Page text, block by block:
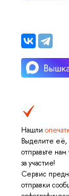
Нашли
Выделите
отправьте
за участие!
Сервис
отправки